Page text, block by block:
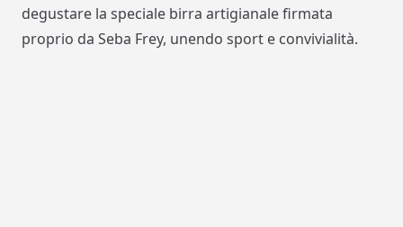
degustare la speciale birra artigianale firmata
proprio da Seba Frey, unendo sport e convivialità.